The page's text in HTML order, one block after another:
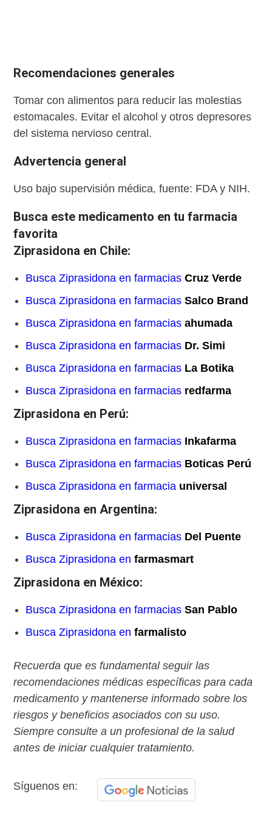
Recomendaciones generales
Tomar con alimentos para reducir las molestias
estomacales. Evitar el alcohol y otros depresores
del sistema nervioso central.
Advertencia general
Uso bajo supervisión médica, fuente: FDA y NIH.
Busca este medicamento en tu farmacia
favorita
Ziprasidona en Chile:
Busca Ziprasidona en farmaciasCruz Verde
Busca Ziprasidona en farmaciasSalco Brand
Busca Ziprasidona en farmaciasahumada
Busca Ziprasidona en farmacias Dr. Simi
Busca Ziprasidona en farmacias La Botika
Busca Ziprasidona en farmacias redfarma
Ziprasidona en Perú:
Busca Ziprasidona en farmacias Inkafarma
Busca Ziprasidona en farmacias Boticas Perú
Busca Ziprasidona en farmacia universal
Ziprasidona en Argentina:
Busca Ziprasidona en farmacias Del Puente
Busca Ziprasidona enfarmasmart
Ziprasidona en México:
Busca Ziprasidona en farmaciasSan Pablo
Busca Ziprasidona enfarmalisto
Recuerda que es fundamental seguir las
recomendaciones médicas específicas para cada
medicamento y mantenerse informado sobre los
riesgos y beneficios asociados con su uso.
Siempre consulte a un profesional de la salud
antes de iniciar cualquier tratamiento.
Síguenos en: